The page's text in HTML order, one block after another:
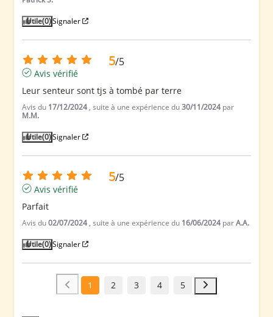
Utile(0)Signaler
5/5
Avis vérifié
Leur senteur sont tjs à tombé par terre
Avis du 17/12/2024 , suite à une expérience du30/11/2024 par
M.M.
Utile(0)Signaler
5/5
Avis vérifié
Parfait
Avis du02/07/2024 , suite à une expérience du 16/06/2024 parA.A.
Utile(0)Signaler
1 2 3 4 5